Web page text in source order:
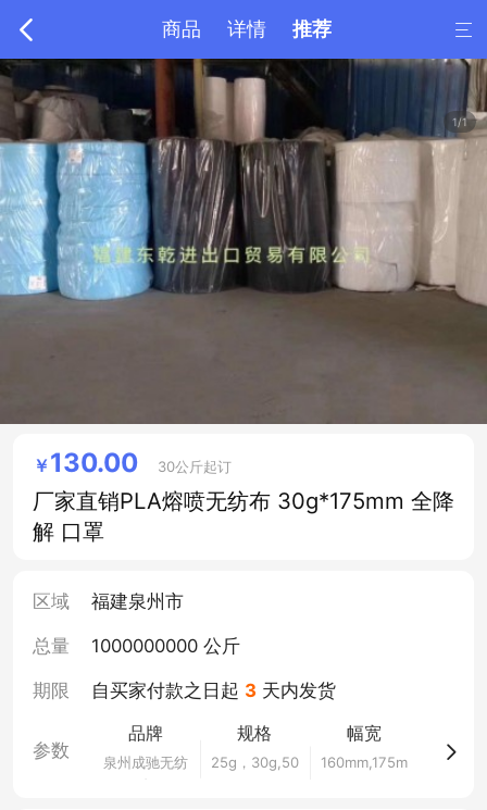
 商品 详情 推荐 
1/1
￥ 130.00 30公斤起订
厂家直销PLA熔喷无纺布 30g*175mm 全降
解 口罩
区域 福建泉州市
总量 1000000000 公斤
期限 自买家付款之日起 3 天内发货
参数
品牌
泉州成驰无纺
规格
25g，30g,50
幅宽
160mm,175m